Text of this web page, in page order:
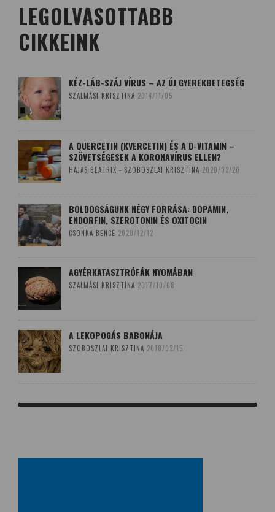
LEGOLVASOTTABB
CIKKEINK
KÉZ-LÁB-SZÁJ VÍRUS – AZ ÚJ GYEREKBETEGSÉG
SZALMÁSI KRISZTINA 2014/11/05
A QUERCETIN (KVERCETIN) ÉS A D-VITAMIN –
SZÖVETSÉGESEK A KORONAVÍRUS ELLEN?
HAJAS BEATRIX - SZOBOSZLAI KRISZTINA 2020/03/20
BOLDOGSÁGUNK NÉGY FORRÁSA: DOPAMIN,
ENDORFIN, SZEROTONIN ÉS OXITOCIN
CSONKA BENCE 2020/12/12
AGYÉRKATASZTRÓFÁK NYOMÁBAN
SZALMÁSI KRISZTINA 2017/10/08
A LEKOPOGÁS BABONÁJA
SZOBOSZLAI KRISZTINA 2018/03/15